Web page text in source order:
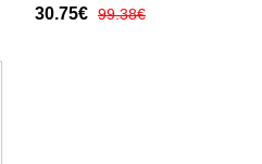
Žensko 2025-26 Kratak
30.75€ 99.38€